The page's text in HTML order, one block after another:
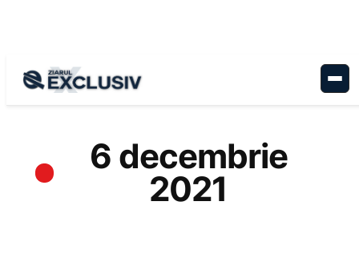
6 decembrie
2021